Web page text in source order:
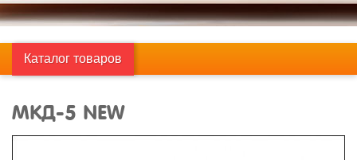
Каталог товаров
МКД-5 NEW